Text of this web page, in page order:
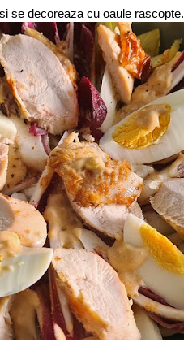
se decoreaza cu oaule rascopte.